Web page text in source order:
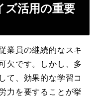
ズ活用の重要
業員の継続的なスキ
欠です。しかし、多
て、効果的な学習コ
力を要することが挙